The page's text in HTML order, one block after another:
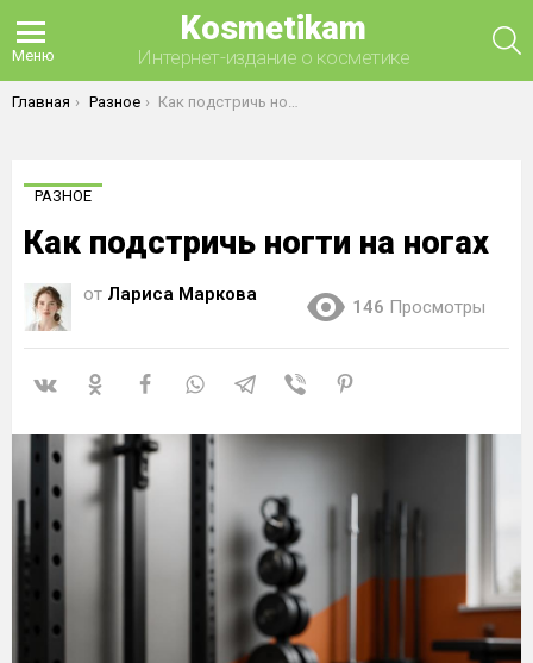
Меню
Kosmetikam
Интернет-издание о косметике
Вы здесь:
Главная Разное Как подстричь ногти на ногах
РАЗНОЕ
Как подстричь ногти на ногах
от Лариса Маркова
146 Просмотры